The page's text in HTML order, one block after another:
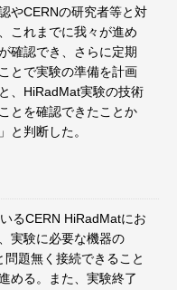
やCERNの研究者等と対
これまでに我々が進め
確認でき、さらに定期
とで実験の準備を計画
、HiRadMat実験の技術
とを確認できたことか
と判断した。
るCERN HiRadMatにお
実験に必要な機器の
題無く接続できること
める。また、実験終了